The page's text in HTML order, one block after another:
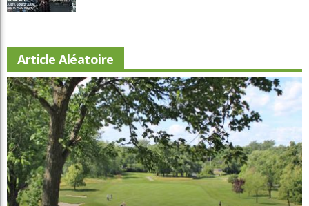
Article Aléatoire
Beaconsfield renoue avec son look d'antan